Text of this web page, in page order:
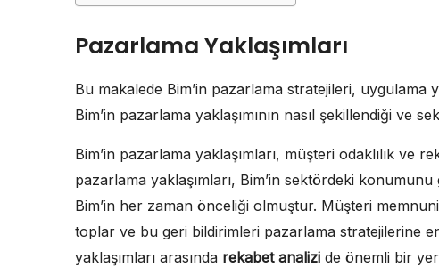
Pazarlama Yaklaşımları
Bu makalede Bim’in pazarlama stratejileri, uygulama
Bim’in pazarlama yaklaşımının nasıl şekillendiği ve
Bim’in pazarlama yaklaşımları, müşteri odaklılık ve
pazarlama yaklaşımları, Bim’in sektördeki
Bim’in her zaman önceliği olmuştur. Müşteri
toplar ve bu geri bildirimleri pazarlama stratejilerine
yaklaşımları arasında rekabet analizi de önemli bir